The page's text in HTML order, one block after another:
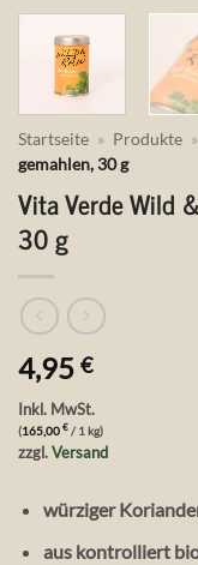
Startseite » Produkte »
gemahlen, 30 g
Vita Verde Wild
30 g
4,95 €
Inkl. MwSt.
(165,00 € / 1 kg)
zzgl.Versand
würziger
aus kontrolliert